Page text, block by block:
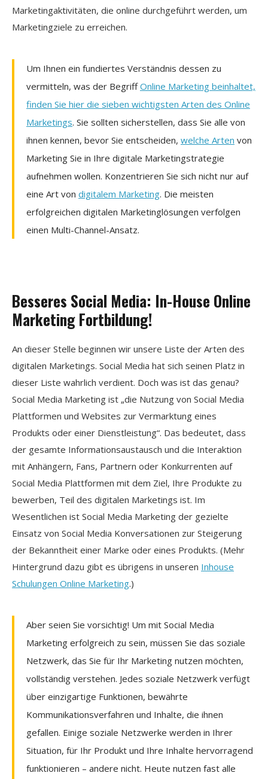
Marketingaktivitäten, die online durchgeführt werden, um
Marketingziele zu erreichen.
Um Ihnen ein fundiertes Verständnis dessen zu
vermitteln, was der BegriffOnline Marketing beinhaltet,
finden Sie hier die sieben wichtigsten Arten des Online
Marketings. Sie sollten sicherstellen, dass Sie alle von
ihnen kennen, bevor Sie entscheiden, welche Arten von
Marketing Sie in Ihre digitale Marketingstrategie
aufnehmen wollen. Konzentrieren Sie sich nicht nur auf
eine Art von digitalem Marketing. Die meisten
erfolgreichen digitalen Marketinglösungen verfolgen
einen Multi-Channel-Ansatz.
Besseres Social Media: In-House Online
Marketing Fortbildung!
An dieser Stelle beginnen wir unsere Liste der Arten des
digitalen Marketings. Social Media hat sich seinen Platz in
dieser Liste wahrlich verdient. Doch was ist das genau?
Social Media Marketing ist „die Nutzung von Social Media
Plattformen und Websites zur Vermarktung eines
Produkts oder einer Dienstleistung“. Das bedeutet, dass
der gesamte Informationsaustausch und die Interaktion
mit Anhängern, Fans, Partnern oder Konkurrenten auf
Social Media Plattformen mit dem Ziel, Ihre Produkte zu
bewerben, Teil des digitalen Marketings ist. Im
Wesentlichen ist Social Media Marketing der gezielte
Einsatz von Social Media Konversationen zur Steigerung
der Bekanntheit einer Marke oder eines Produkts. (Mehr
Hintergrund dazu gibt es übrigens in unseren Inhouse
Schulungen Online Marketing.)
Aber seien Sie vorsichtig! Um mit Social Media
Marketing erfolgreich zu sein, müssen Sie das soziale
Netzwerk, das Sie für Ihr Marketing nutzen möchten,
vollständig verstehen. Jedes soziale Netzwerk verfügt
über einzigartige Funktionen, bewährte
Kommunikationsverfahren und Inhalte, die ihnen
gefallen. Einige soziale Netzwerke werden in Ihrer
Situation, für Ihr Produkt und Ihre Inhalte hervorragend
funktionieren – andere nicht. Heute nutzen fast alle